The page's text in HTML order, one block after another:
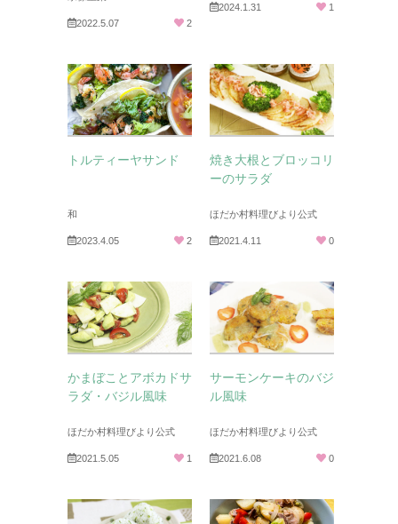
2022.5.07 2
2024.1.31 1
トルティーヤサンド
和
2023.4.05 2
焼き大根とブロッコリ
ーのサラダ
ほだか村料理びより公式
2021.4.11 0
かまぼことアボカドサ
ラダ・バジル風味
ほだか村料理びより公式
2021.5.05 1
サーモンケーキのバジ
ル風味
ほだか村料理びより公式
2021.6.08 0